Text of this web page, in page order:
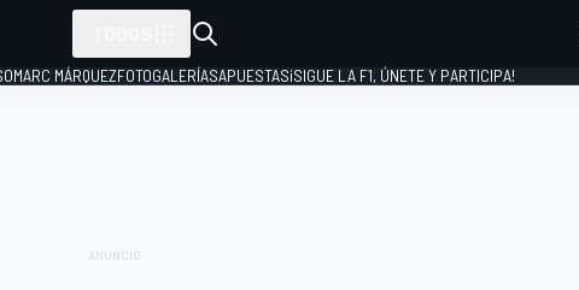
MARC MÁRQUEZFOTOGALERÍASAPUESTAS¡SIGUE LA F1, ÚNETE Y PARTICIPA!